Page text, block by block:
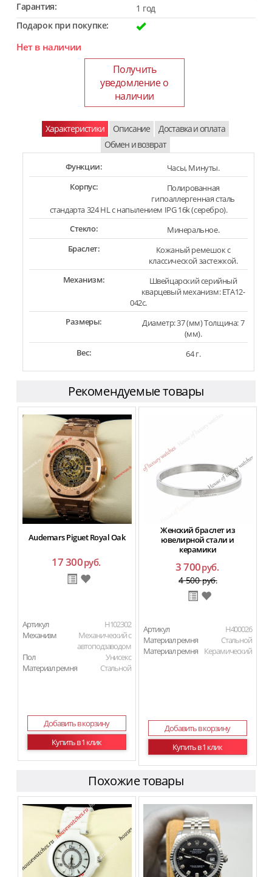
Гарантия:
1 год
Подарок при покупке:
Нет в наличии
Получить
уведомление о
наличии
Характеристики Описание
Доставка и оплата
Обмен и возврат
Функции:
Часы, Минуты.
Корпус:
Полированная
гипоаллергенная сталь
стандарта 324 HL с напылением IPG 16k (серебро).
Стекло:
Минеральное.
Браслет:
Кожаный ремешок с
классической застежкой.
Механизм:
Швейцарский серийный
кварцевый механизм: ETA12-
042c.
Размеры:
Диаметр: 37 (мм) Толщина: 7
(мм).
Вес:
64 г.
Рекомендуемые товары
Audemars Piguet Royal Oak
17 300руб.
Артикул
H102302
Механизм
Механический с
автоподзаводом
Пол
Унисекс
Материал ремня
Стальной
Добавить в корзину
Купить в 1 клик
Женский браслет из
ювелирной стали и
керамики
3 700руб.
4 500руб.
Артикул
H400026
Материал ремня
Стальной
Материал ремня
Керамический
Добавить в корзину
Купить в 1 клик
Похожие товары